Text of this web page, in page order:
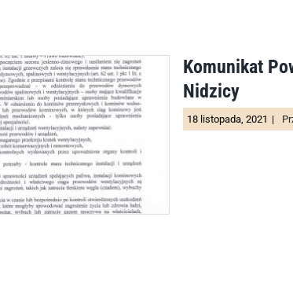
Komunikat
Nidzicy
18 listopada, 2021 |